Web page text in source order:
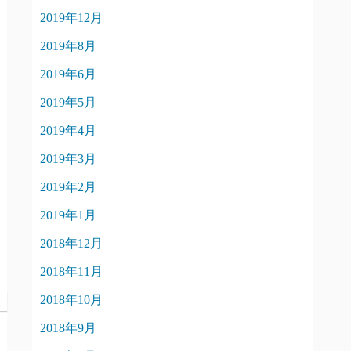
2019年12月
2019年8月
2019年6月
2019年5月
2019年4月
2019年3月
2019年2月
2019年1月
2018年12月
2018年11月
2018年10月
2018年9月